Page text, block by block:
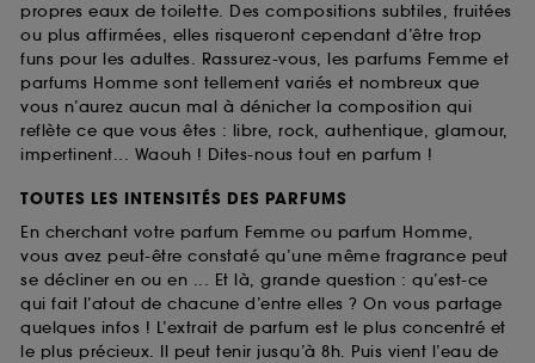
propres eaux de toilette. Des compositions subtiles, fruitées
ou plus affirmées, elles risqueront cependant d’être trop
funs pour les adultes. Rassurez-vous, les parfums Femme et
parfums Homme sont tellement variés et nombreux que
vous n’aurez aucun mal à dénicher la composition qui
reflète ce que vous êtes : libre, rock, authentique, glamour,
impertinent... Waouh ! Dites-nous tout en parfum !
TOUTES LES INTENSITÉS DES PARFUMS
En cherchant votre parfum Femme ou parfum Homme,
vous avez peut-être constaté qu’une même fragrance peut
se décliner en ou en ... Et là, grande question : qu’est-ce
qui fait l’atout de chacune d’entre elles ? On vous partage
quelques infos ! L’extrait de parfum est le plus concentré et
le plus précieux. Il peut tenir jusqu’à 8h. Puis vient l’eau de